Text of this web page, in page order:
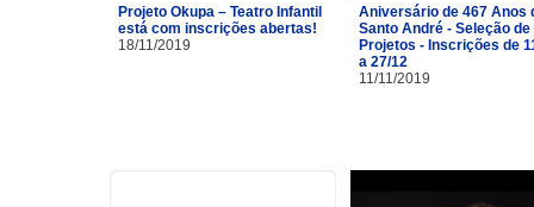
Projeto Okupa – Teatro Infantil
está com inscrições abertas!
18/11/2019
Aniversário de 467 Anos
Santo André - Seleção de
Projetos - Inscrições de
a 27/12
11/11/2019